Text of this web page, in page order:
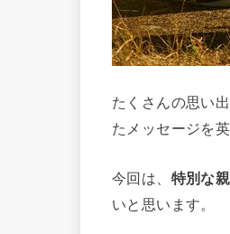
たくさんの思い
たメッセージを
今回は、 特別な
いと思います。